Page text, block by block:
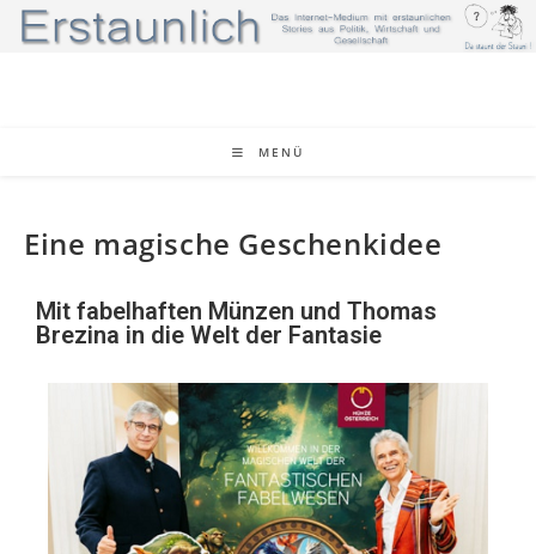
MENÜ
Eine magische Geschenkidee
Mit fabelhaften Münzen und Thomas
Brezina in die Welt der Fantasie